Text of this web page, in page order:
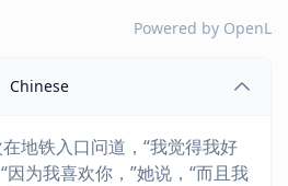
Powered by OpenL
Chinese
地铁入口问道，“我觉得我好
因为我喜欢你，”她说，“而且我